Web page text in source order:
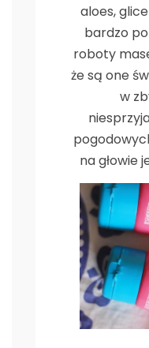
aloes,
bardzo
roboty
że są one
w
na głowie